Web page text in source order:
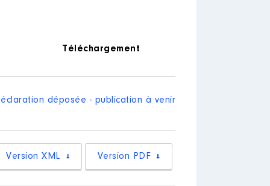
Téléchargement
déposée - publication à venir
Version PDF
Version XML